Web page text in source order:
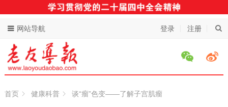
登录 注册
网站导航
首页 健康科普 谈“瘤”色变——了解子宫肌瘤